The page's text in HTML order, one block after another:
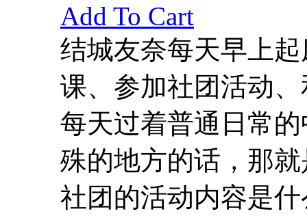
Add To Cart
结城友奈每天早上
课、参加社团活动
每天过着普通日常
殊的地方的话，那
社团的活动内容是